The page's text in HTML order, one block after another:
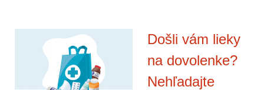
Došli vám lieky
na dovolenke?
Nehľadajte